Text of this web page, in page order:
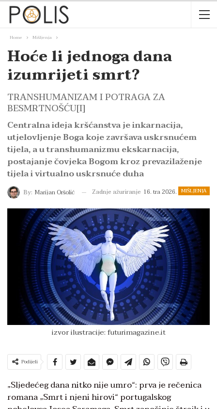
Home Mišljenja
Hoće li jednoga dana
izumrijeti smrt?
TRANSHUMANIZAM I POTRAGA ZA
BESMRTNOŠĆU[I]
Centralna ideja kršćanstva je inkarnacija,
utjelovljenje Boga koje završava uskrsnućem
tijela, a u transhumanizmu ekskarnacija,
postajanje čovjeka Bogom kroz prevazilaženje
tijela i virtualno uskrsnuće duha
MIŠLJENJA
By: Marijan Oršolić Zadnje ažuriranje 16. tra 2026.
izvor ilustracije: futurimagazine.it
Podijeli
„Sljedećeg dana nitko nije umro“: prva je rečenica
romana „Smrt i njeni hirovi“ portugalskog